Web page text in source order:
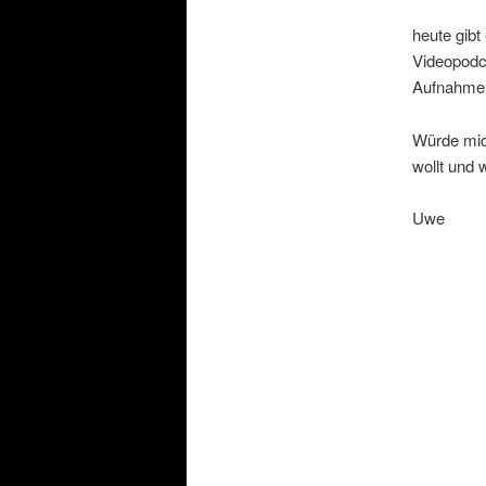
heute
Würde
wollt und
Uwe